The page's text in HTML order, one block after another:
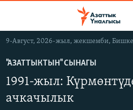
Навигацияга
өтүңүз
салыңызКЫРГЫЗСТАН
ДҮЙНӨ
УКРАИНА
9-Август, 2026-жыл, жекшемби,
"АЗАТТЫКТЫН" СЫНАГЫ
1991-жыл:
ачкачылык